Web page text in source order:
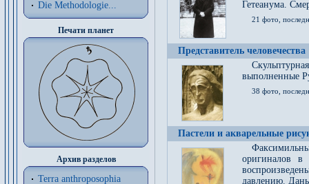
Die Methodologie...
Печати планет
Архив разделов
Terra anthroposophia
Гетеанума.
21 фото,
Представитель человечества
выполненные
38 фото,
Пастели и акварельные
оригиналов
давлению.